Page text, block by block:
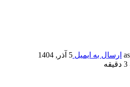
ارسال به ایمیل 5 آذر, 1404